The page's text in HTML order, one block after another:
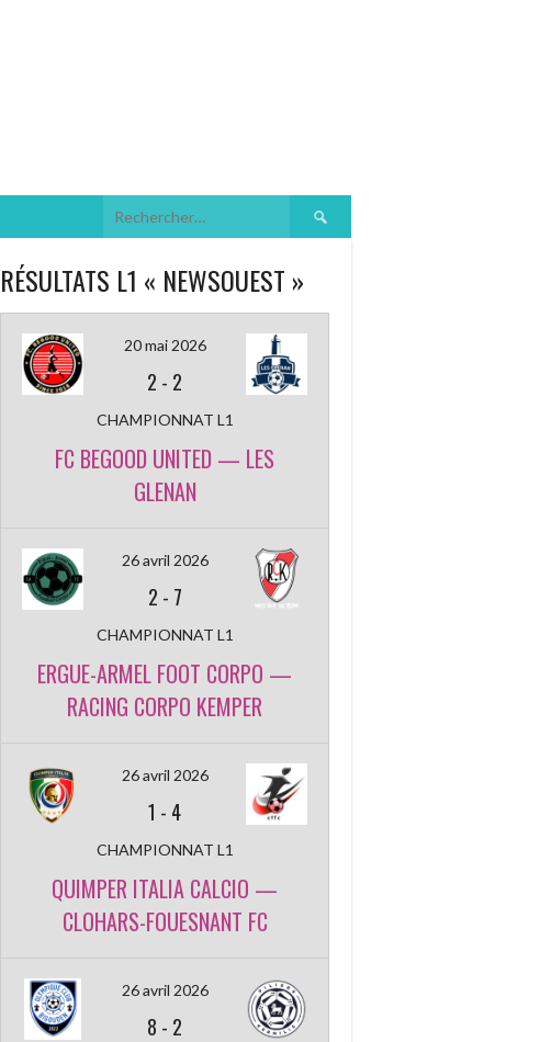
Rechercher :
RÉSULTATS L1 « NEWSOUEST »
20 mai 2026
2 - 2
CHAMPIONNAT L1
FC BEGOOD UNITED — LES
GLENAN
26 avril 2026
2 - 7
CHAMPIONNAT L1
ERGUE-ARMEL FOOT CORPO —
RACING CORPO KEMPER
26 avril 2026
1 - 4
CHAMPIONNAT L1
QUIMPER ITALIA CALCIO —
CLOHARS-FOUESNANT FC
26 avril 2026
8 - 2